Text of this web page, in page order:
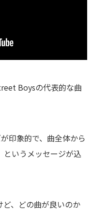
Boysの代表的な曲
印象的で、曲全体から
いうメッセージが込
ど、どの曲が良いのか